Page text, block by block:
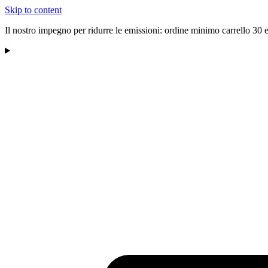
Skip to content
Il nostro impegno per ridurre le emissioni: ordine minimo carrello 30